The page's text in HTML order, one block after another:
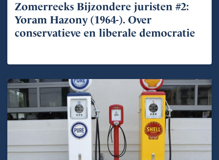
Zomerreeks Bijzondere juristen #2:
Yoram Hazony (1964-). Over
conservatieve en liberale democratie